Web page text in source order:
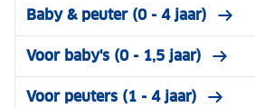
Baby & peuter (0 - 4 jaar)
Voor baby's (0 - 1,5 jaar)
Voor peuters (1 - 4 jaar)